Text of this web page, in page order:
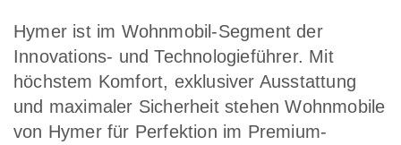
Hymer ist im Wohnmobil-Segment der
Innovations- und Technologieführer. Mit
höchstem Komfort, exklusiver Ausstattung
und maximaler Sicherheit stehen Wohnmobile
von Hymer für Perfektion im Premium-